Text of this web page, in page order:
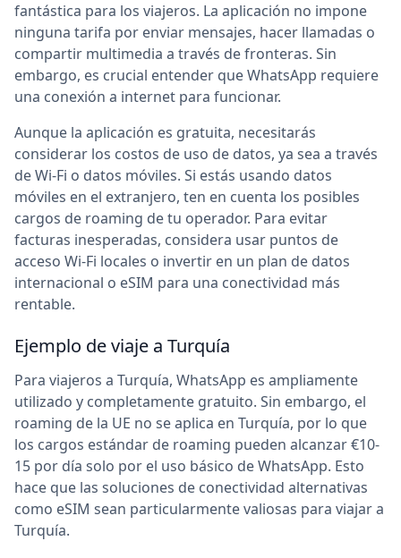
fantástica para los viajeros. La aplicación no impone
ninguna tarifa por enviar mensajes, hacer llamadas o
compartir multimedia a través de fronteras. Sin
embargo, es crucial entender que WhatsApp requiere
una conexión a internet para funcionar.
Aunque la aplicación es gratuita, necesitarás
considerar los costos de uso de datos, ya sea a través
de Wi-Fi o datos móviles. Si estás usando datos
móviles en el extranjero, ten en cuenta los posibles
cargos de roaming de tu operador. Para evitar
facturas inesperadas, considera usar puntos de
acceso Wi-Fi locales o invertir en un plan de datos
internacional o eSIM para una conectividad más
rentable.
Ejemplo de viaje a Turquía
Para viajeros a Turquía, WhatsApp es ampliamente
utilizado y completamente gratuito. Sin embargo, el
roaming de la UE no se aplica en Turquía, por lo que
los cargos estándar de roaming pueden alcanzar €10-
15 por día solo por el uso básico de WhatsApp. Esto
hace que las soluciones de conectividad alternativas
como eSIM sean particularmente valiosas para viajar a
Turquía.